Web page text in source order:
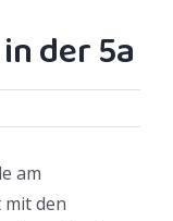
der 5a
am
mit den